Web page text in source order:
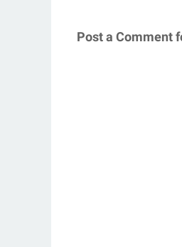
Post a Comment